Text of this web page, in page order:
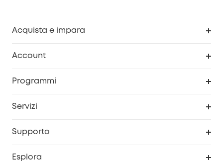
Acquista e impara
Account
Programmi
Servizi
Supporto
Esplora